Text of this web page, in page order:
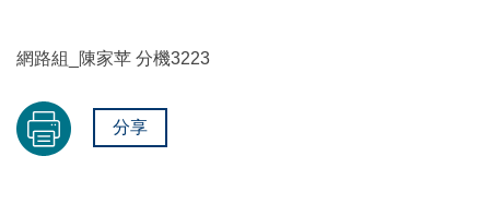
網路組_陳家苹 分機3223
分享